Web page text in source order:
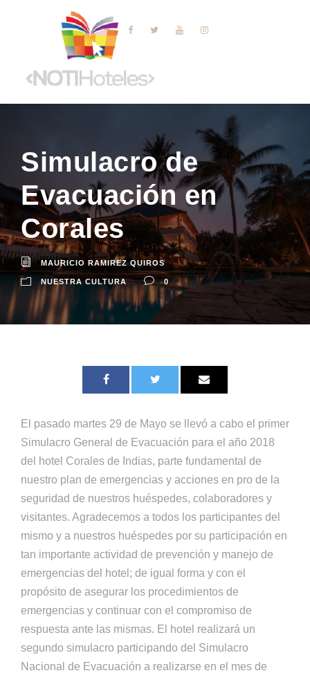
Simulacro de
Evacuación en
Corales
MAURICIO RAMIREZ QUIROS
NUESTRA CULTURA 0
El pasado martes 29 de Mayo se llevó a cabo el primer
Simulacro General de Evacuación para el año 2018
del hotel Corales de Indias, parte fundamental de
nuestro plan de emergencias y acciones en pro de la
seguridad de nuestros huéspedes, colaboradores y
visitantes. Agradecemos a todos los participantes del
mismo y a nuestros huéspedes por su participación en
tan importante actividad de prevención y manejo de
emergencias del hotel; de igual forma y con el
propósito de asegurar los procedimientos de
emergencias y continuar con el compromiso de
respuesta ante las mismas. El hotel realizará un
segundo simulacro participando del Simulacro
Nacional de Evacuación a realizarse en el mes de